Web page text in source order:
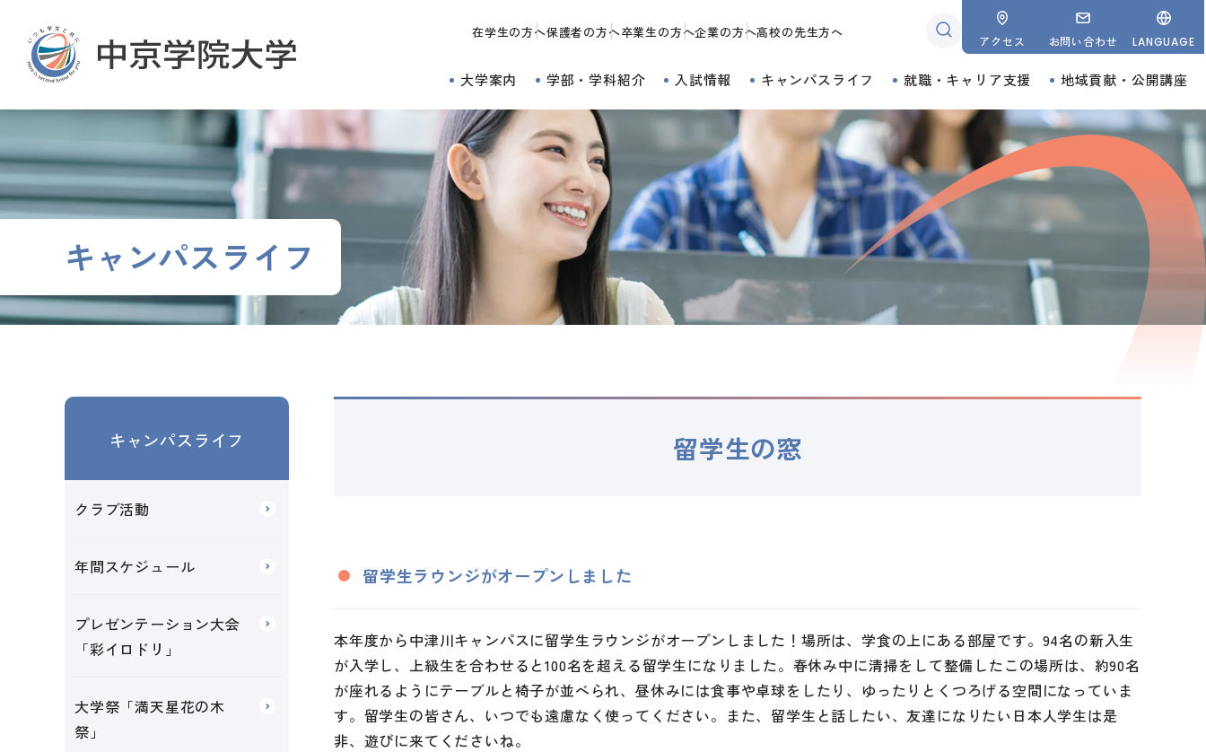
ル
ビ
ゲ
ー
へ
ナ
ゲ
ー
シ
へ
在学生の方へ保護者の方へ卒業生の方へ企業の方へ高校の先生方へ
アクセス お問い合わせ LANGUAGE
大学案内 学部・学科紹介 入試情報 キャンパスライフ 就職・キャリア支援 地域貢献・公開講座
キャンパスライフ
留学生の窓
留学生ラウンジがオープンしました
本年度から中津川キャンパスに留学生ラウンジがオープンしました！場所は、学食の上にある部屋です。94名の新入生
が入学し、上級生を合わせると100名を超える留学生になりました。春休み中に清掃をして整備したこの場所は、約90名
が座れるようにテーブルと椅子が並べられ、昼休みには食事や卓球をしたり、ゆったりとくつろげる空間になっていま
す。留学生の皆さん、いつでも遠慮なく使ってください。また、留学生と話したい、友達になりたい日本人学生は是
非、遊びに来てくださいね。
キャンパスライフ
クラブ活動
年間スケジュール
プレゼンテーション大会
「彩イロドリ」
大学祭「満天星花の木
祭」